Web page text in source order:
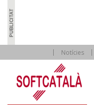
Notícies